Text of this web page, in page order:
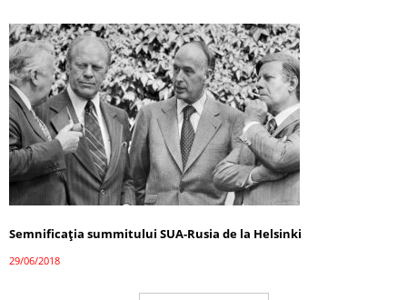
Semnificația summitului SUA-Rusia de la Helsinki
29/06/2018